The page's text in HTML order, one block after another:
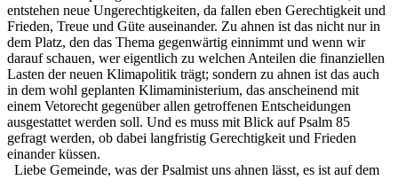
entstehen neue Ungerechtigkeiten, da fallen eben Gerechtigkeit und
Frieden, Treue und Güte auseinander. Zu ahnen ist das nicht nur in
dem Platz, den das Thema gegenwärtig einnimmt und wenn wir
darauf schauen, wer eigentlich zu welchen Anteilen die finanziellen
Lasten der neuen Klimapolitik trägt; sondern zu ahnen ist das auch
in dem wohl geplanten Klimaministerium, das anscheinend mit
einem Vetorecht gegenüber allen getroffenen Entscheidungen
ausgestattet werden soll. Und es muss mit Blick auf Psalm 85
gefragt werden, ob dabei langfristig Gerechtigkeit und Frieden
einander küssen.
Liebe Gemeinde, was der Psalmist uns ahnen lässt, es ist auf dem